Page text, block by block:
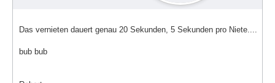
Das vernieten dauert genau 20 Sekunden, 5 Sekunden pro Niete....
bub bub